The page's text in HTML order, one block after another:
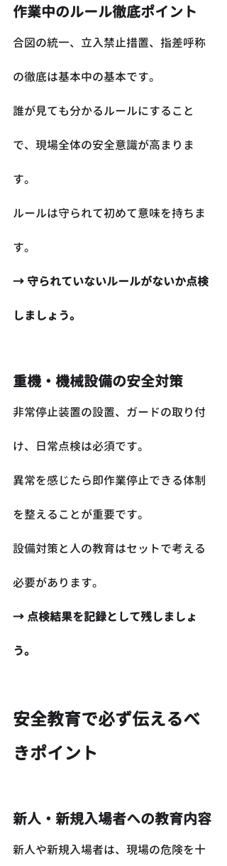
作業中のルール徹底ポイント
合図の統一、立入禁止措置、指差呼称
の徹底は基本中の基本です。
誰が見ても分かるルールにすること
で、現場全体の安全意識が高まりま
す。
ルールは守られて初めて意味を持ちま
す。
→ 守られていないルールがないか点検
しましょう。
重機・機械設備の安全対策
非常停止装置の設置、ガードの取り付
け、日常点検は必須です。
異常を感じたら即作業停止できる体制
を整えることが重要です。
設備対策と人の教育はセットで考える
必要があります。
→ 点検結果を記録として残しましょ
う。
安全教育で必ず伝えるべ
きポイント
新人・新規入場者への教育内容
新人や新規入場者は、現場の危険を十